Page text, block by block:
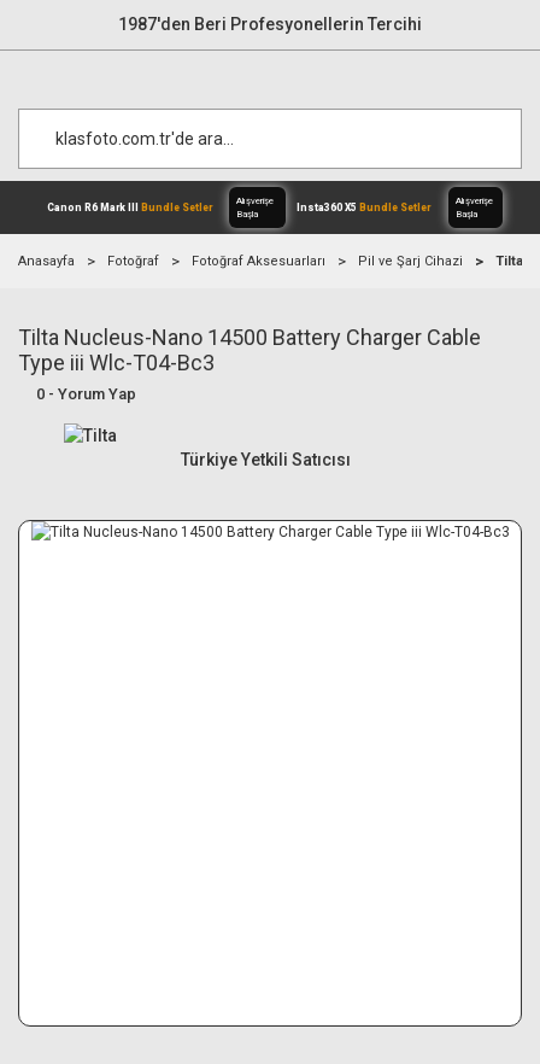
1987'den Beri Profesyonellerin Tercihi
Canon R6 Mark IIIBundle Setler
Alışverişe
Anasayfa Fotoğraf Fotoğraf Aksesuarları Pil ve Şarj Cihazi Tilta
Tilta Nucleus-Nano 14500 Battery Charger Cable
Type iii Wlc-T04-Bc3
0 - Yorum Yap
Türkiye Yetkili Satıcısı